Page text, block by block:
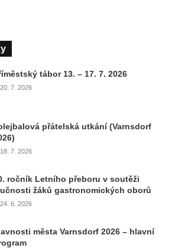
tábor 13. – 17. 7. 2026
20. 7. 2026
přátelská utkání (Varnsdorf
18. 7. 2026
ročník Letního přeboru v soutěži
žáků gastronomických oborů
24. 6. 2026
města Varnsdorf 2026 – hlavní